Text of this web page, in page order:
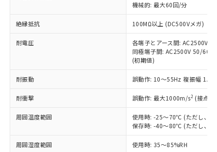
機械的: 最大60回/分
絶縁抵抗 100MΩ以上 (DC500Vメガ)
耐電圧
各端子とアース間: AC2500V
同極端子間: AC2500V 50/
(初期値)
耐振動 誤動作: 10～55Hz 複振幅
耐衝撃 誤動作: 最大1000m/s2 (接点
周囲温度範囲
使用時: -25～70℃ (ただし、氷
保存時: -40～80℃ (ただし、氷
周囲湿度範囲 使用時: 35～85%RH
以下の条件をお読みいただき、同意のうえ
本サービスは、当社制御機器事業取扱
商品の当社在庫状況および標準価格
(税抜)を提供させていただくもので
当社制御機器事業取扱商品の中には、
ことをご了承ください。
在庫状況および標準価格照会結果は、
記載している更新日時点での社内デー
タに基づき作成されるものであり、閲
覧された時点での実際の在庫および標
準価格とは異なる場合があることをご
非含有に非対応の商品で、対応品を出す予
定はありません。
調査・確認中：EU RoHS指令（10物質）の
非含有の対応状況を調査中または確認中の
非該当品：ライセンス料など無形物で、有
害物質有無と関係のない商品です。
仕入先様の事情により、非含有部品として
いたものが、含有品と判明した場合などや
むを得ず変更することがあります。
*EU RoHS指令（10物質）：
鉛(Pb) 1000ppm以下、 水銀(Hg) 1000ppm以下、 カド
六価クロム(Cr(Ⅵ)) 1000ppm以下、ポリ臭化ビフェニル
「○」：最大均質材料含有率が中国RoHSの
基準値以下であることを示します。
「×」：最大均質材料含有率が中国RoHSの
基準値を超えていることを示します。
「－」：未確認です。当社販売部門へお問
*中国RoHS10物質の基準値 (GB/T26572)：
Pb(鉛) :1000ppm、 Hg(水銀) : 1000ppm、 Cd(カドミウ
ム) : 100ppm、
当社は、これら貴社製品のうち、外国
為替および外国貿易法に定める商品
（以下｢規制貨物等」という）を輸出
または国外への提供する場合は、日本
国政府の輸出許可(または役務取引許
可)を取得するなどの必要な手続きを